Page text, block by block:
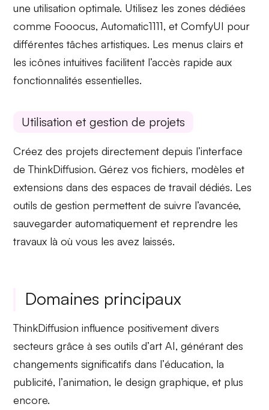
une utilisation optimale. Utilisez les zones dédiées
comme Fooocus,Automatic1111, etComfyUI pour
différentes tâches artistiques. Les menus clairs et
lesicônes intuitives facilitent l’accès rapide aux
fonctionnalités essentielles.
Utilisation et gestion de projets
Créez des projets directement depuis l’interface
de ThinkDiffusion. Gérez vos fichiers, modèles et
extensions dans desespaces de travail dédiés. Les
outils de gestion permettent de suivre l’avancée,
sauvegarder automatiquement et reprendre les
travaux là où vous les avez laissés.
Domaines principaux
ThinkDiffusion influence positivement divers
secteurs grâce à ses outils d’art AI, générant des
changements significatifs dans l’éducation, la
publicité, l’animation, ledesign graphique, et plus
encore.